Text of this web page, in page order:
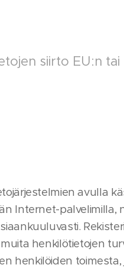
siirto EU:n
avulla
Internet-palvelimilla,
henkilötietojen
henkilöiden